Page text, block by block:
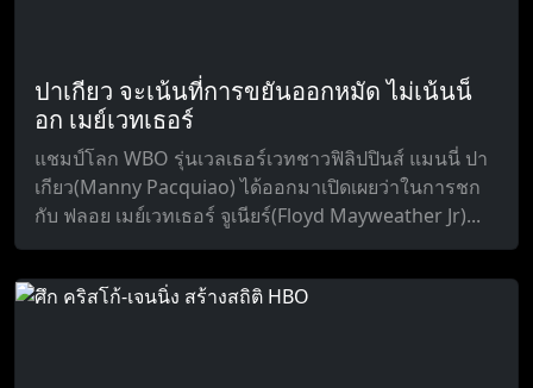
ปาเกียว จะเน้นที่การขยันออกหมัด ไม่เน้นน็
อก เมย์เวทเธอร์
แชมป์โลก WBO รุ่นเวลเธอร์เวทชาวฟิลิปปินส์ แมนนี่ ปา
เกียว(Manny Pacquiao) ได้ออกมาเปิดเผยว่าในการชก
กับ ฟลอย เมย์เวทเธอร์ จูเนียร์(Floyd Mayweather Jr)...